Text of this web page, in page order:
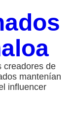
creadores de
mantenían
influencer